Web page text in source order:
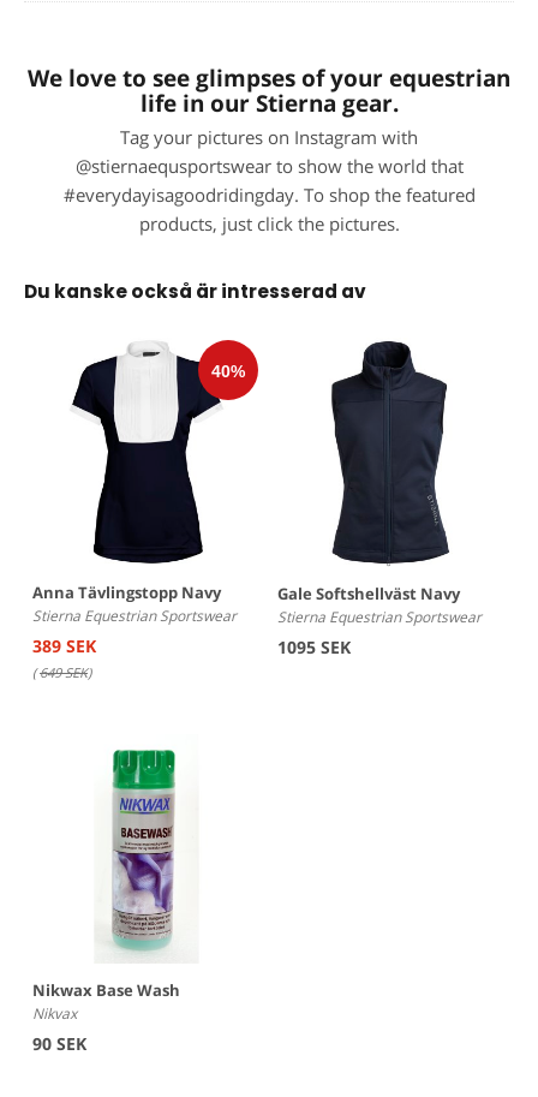
We love to see glimpses of your equestrian
life in our Stierna gear.
Tag your pictures on Instagram with
@stiernaequsportswear to show the world that
#everydayisagoodridingday. To shop the featured
products, just click the pictures.
Du kanske också är intresserad av
Anna Tävlingstopp Navy
Stierna Equestrian Sportswear
389 SEK
(649 SEK)
Gale Softshellväst Navy
Stierna Equestrian Sportswear
1095 SEK
Nikwax Base Wash
Nikvax
90 SEK